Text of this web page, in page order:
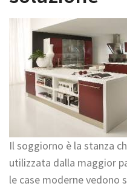
t
Il soggiorno è la stanza
utilizzata dalla maggior
le case moderne vedono